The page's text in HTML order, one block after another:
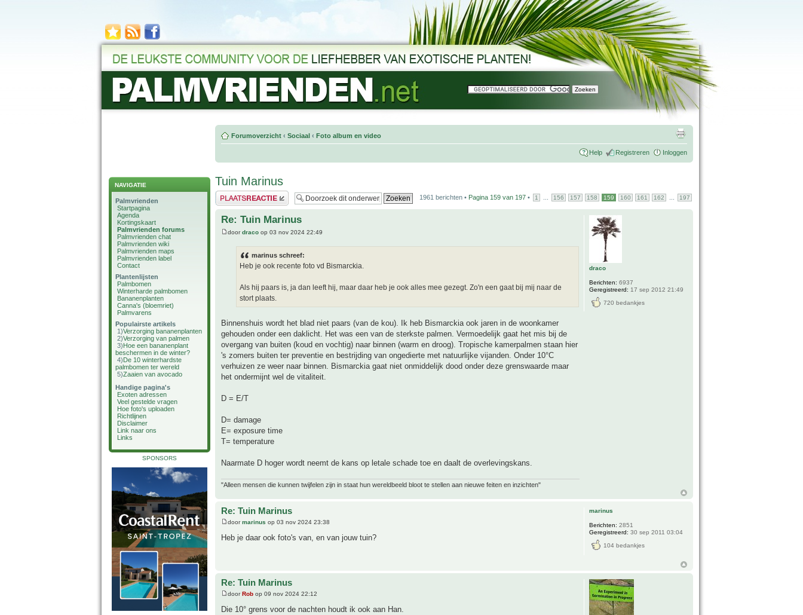
NAVIGATIE
Palmvrienden
Startpagina
Agenda
Kortingskaart
Palmvrienden forums
Palmvrienden chat
Palmvrienden wiki
Palmvrienden maps
Palmvrienden label
Contact
Plantenlijsten
Palmbomen
Winterharde palmbomen
Bananenplanten
Canna's (bloemriet)
Palmvarens
Populairste artikels
1)Verzorging bananenplanten
2)Verzorging van palmen
3)Hoe een bananenplant
beschermen in de winter?
4)De 10 winterhardste
palmbomen ter wereld
5)Zaaien van avocado
Handige pagina's
Exoten adressen
Veel gestelde vragen
Hoe foto's uploaden
Richtlijnen
Disclaimer
Link naar ons
Links
SPONSORS
Forumoverzicht ‹ Sociaal ‹ Foto album en video
Help Registreren Inloggen
Tuin Marinus
Plaats een reactie 1961 berichten • Pagina 159 van 197 • 1 156 157 158 159 160 161 162 197
Re: Tuin Marinus
doordraco op 03 nov 2024 22:49
marinus schreef:
Heb je ook recente foto vd Bismarckia.
Als hij paars is, ja dan leeft hij, maar daar heb je ook alles mee gezegt. Zo'n een gaat bij mij naar de
stort plaats.
Binnenshuis wordt het blad niet paars (van de kou). Ik heb Bismarckia ook jaren in de woonkamer
gehouden onder een daklicht. Het was een van de sterkste palmen. Vermoedelijk gaat het mis bij de
overgang van buiten (koud en vochtig) naar binnen (warm en droog). Tropische kamerpalmen staan hier
's zomers buiten ter preventie en bestrijding van ongedierte met natuurlijke vijanden. Onder 10°C
verhuizen ze weer naar binnen. Bismarckia gaat niet onmiddelijk dood onder deze grenswaarde maar
het ondermijnt wel de vitaliteit.
D = E/T
D= damage
E= exposure time
T= temperature
Naarmate D hoger wordt neemt de kans op letale schade toe en daalt de overlevingskans.
"Alleen mensen die kunnen twijfelen zijn in staat hun wereldbeeld bloot te stellen aan nieuwe feiten en inzichten"
draco
Berichten: 6937
Geregistreerd: 17 sep 2012 21:49
720 bedankjes
Re: Tuin Marinus
doormarinus op 03 nov 2024 23:38
Heb je daar ook foto's van, en van jouw tuin?
marinus
Berichten: 2851
Geregistreerd: 30 sep 2011 03:04
104 bedankjes
Re: Tuin Marinus
door Rob op 09 nov 2024 22:12
Die 10° grens voor de nachten houdt ik ook aan Han.